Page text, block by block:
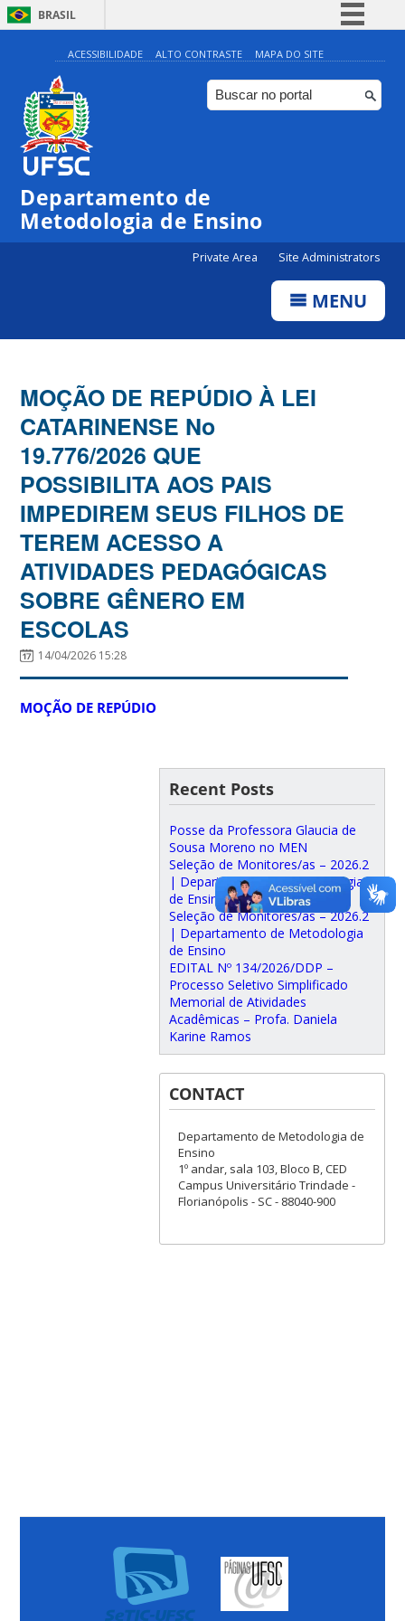
BRASIL
Simplifique!
Comunica BR
Participe
ACESSIBILIDADE ALTO CONTRASTE MAPA DO SITE
Departamento de
Metodologia de Ensino
Private Area Site Administrators
MENU
MOÇÃO DE REPÚDIO À LEI
CATARINENSE No
19.776/2026 QUE
POSSIBILITA AOS PAIS
IMPEDIREM SEUS FILHOS DE
TEREM ACESSO A
ATIVIDADES PEDAGÓGICAS
SOBRE GÊNERO EM
ESCOLAS
14/04/2026 15:28
MOÇÃO DE REPÚDIO
Recent Posts
Posse da Professora Glaucia de
Sousa Moreno no MEN
Seleção de Monitores/as – 2026.2
| Departamento de Metodologia
de Ensino
Seleção de Monitores/as – 2026.2
| Departamento de Metodologia
de Ensino
EDITAL Nº 134/2026/DDP –
Processo Seletivo Simplificado
Memorial de Atividades
Acadêmicas – Profa. Daniela
Karine Ramos
CONTACT
Departamento de Metodologia de
Ensino
1º andar, sala 103, Bloco B, CED
Campus Universitário Trindade -
Florianópolis - SC - 88040-900